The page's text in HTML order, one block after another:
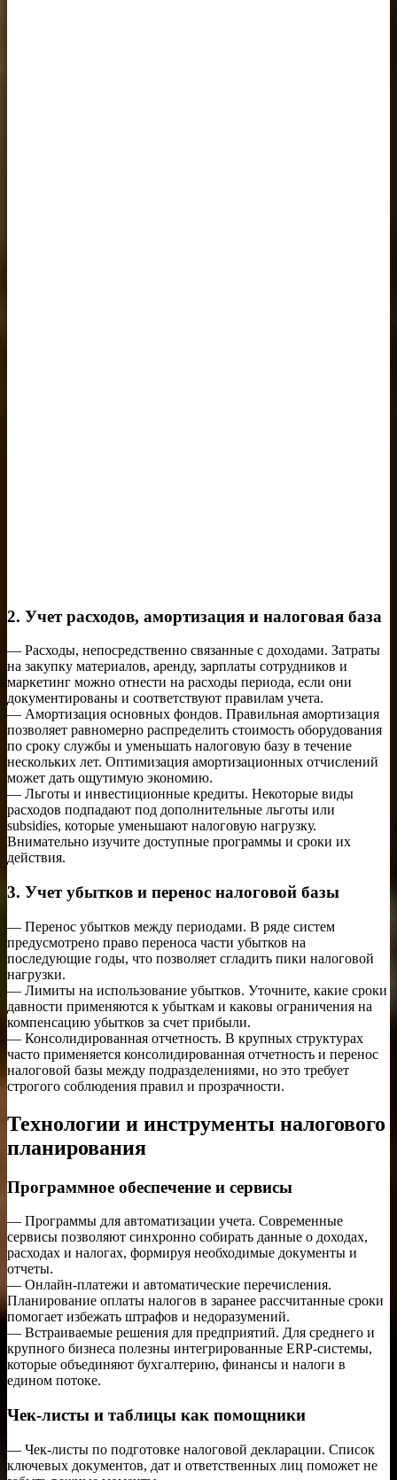
2. Учет расходов, амортизация и налоговая база
— Расходы, непосредственно связанные с доходами. Затраты
на закупку материалов, аренду, зарплаты сотрудников и
маркетинг можно отнести на расходы периода, если они
документированы и соответствуют правилам учета.
— Амортизация основных фондов. Правильная амортизация
позволяет равномерно распределить стоимость оборудования
по сроку службы и уменьшать налоговую базу в течение
нескольких лет. Оптимизация амортизационных отчислений
может дать ощутимую экономию.
— Льготы и инвестиционные кредиты. Некоторые виды
расходов подпадают под дополнительные льготы или
subsidies, которые уменьшают налоговую нагрузку.
Внимательно изучите доступные программы и сроки их
действия.
3. Учет убытков и перенос налоговой базы
— Перенос убытков между периодами. В ряде систем
предусмотрено право переноса части убытков на
последующие годы, что позволяет сгладить пики налоговой
нагрузки.
— Лимиты на использование убытков. Уточните, какие сроки
давности применяются к убыткам и каковы ограничения на
компенсацию убытков за счет прибыли.
— Консолидированная отчетность. В крупных структурах
часто применяется консолидированная отчетность и перенос
налоговой базы между подразделениями, но это требует
строгого соблюдения правил и прозрачности.
Технологии и инструменты налогового
планирования
Программное обеспечение и сервисы
— Программы для автоматизации учета. Современные
сервисы позволяют синхронно собирать данные о доходах,
расходах и налогах, формируя необходимые документы и
отчеты.
— Онлайн-платежи и автоматические перечисления.
Планирование оплаты налогов в заранее рассчитанные сроки
помогает избежать штрафов и недоразумений.
— Встраиваемые решения для предприятий. Для среднего и
крупного бизнеса полезны интегрированные ERP-системы,
которые объединяют бухгалтерию, финансы и налоги в
едином потоке.
Чек-листы и таблицы как помощники
— Чек-листы по подготовке налоговой декларации. Список
ключевых документов, дат и ответственных лиц поможет не